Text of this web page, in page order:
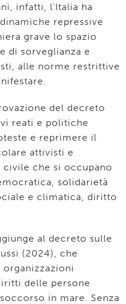
infatti, l’Italia ha
repressive
grave lo spazio
di sorveglianza e
alle norme restrittive
del decreto
reati e politiche
e reprimere il
attivisti e
che si occupano
solidarietà
e climatica, diritto
al decreto sulle
(2024), che
delle persone
in mare. Senza